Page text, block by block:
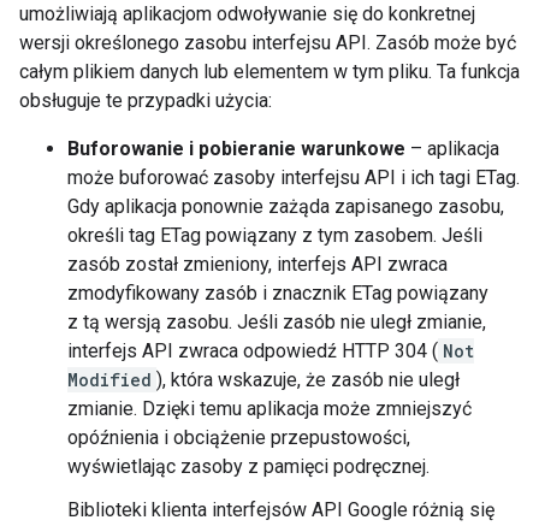
umożliwiają aplikacjom odwoływanie się do konkretnej
wersji określonego zasobu interfejsu API. Zasób może być
całym plikiem danych lub elementem w tym pliku. Ta funkcja
obsługuje te przypadki użycia:
Buforowanie i pobieranie warunkowe – aplikacja
może buforować zasoby interfejsu API i ich tagi ETag.
Gdy aplikacja ponownie zażąda zapisanego zasobu,
określi tag ETag powiązany z tym zasobem. Jeśli
zasób został zmieniony, interfejs API zwraca
zmodyfikowany zasób i znacznik ETag powiązany
z tą wersją zasobu. Jeśli zasób nie uległ zmianie,
interfejs API zwraca odpowiedź HTTP 304 ( Not
Modified ), która wskazuje, że zasób nie uległ
zmianie. Dzięki temu aplikacja może zmniejszyć
opóźnienia i obciążenie przepustowości,
wyświetlając zasoby z pamięci podręcznej.
Biblioteki klienta interfejsów API Google różnią się